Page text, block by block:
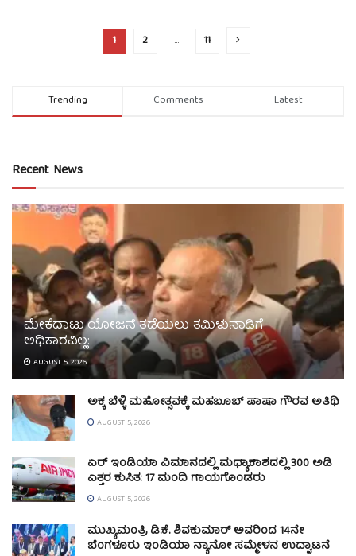
1 2 … 11
Trending Comments Latest
Recent News
ಮೇಕೆದಾಟು ಯೋಜನೆ ತಡೆಯಲು ತಮಿಳುನಾಡಿಗೆ
ಅಧಿಕಾರವಿಲ್ಲ:
AUGUST 5, 2026
ಅಕ್ಕ ಬೆಳ್ಳಿ ಮಹೋತ್ಸವಕ್ಕೆ ಮಹಬೂಬ್ ಪಾಷಾ ಗೌರವ ಅತಿಥಿ
AUGUST 5, 2026
ಏರ್ ಇಂಡಿಯಾ ವಿಮಾನದಲ್ಲಿ ಮಧ್ಯಾಕಾಶದಲ್ಲಿ 300 ಅಡಿ
ಎತ್ತರ ಕುಸಿತ: 17 ಮಂದಿ ಗಾಯಗೊಂಡರು
AUGUST 5, 2026
ಮುಖ್ಯಮಂತ್ರಿ ಡಿ.ಕೆ. ಶಿವಕುಮಾರ್ ಅವರಿಂದ 14ನೇ
ಬೆಂಗಳೂರು ಇಂಡಿಯಾ ನ್ಯಾನೋ ಸಮ್ಮೇಳನ ಉದ್ಘಾಟನೆ